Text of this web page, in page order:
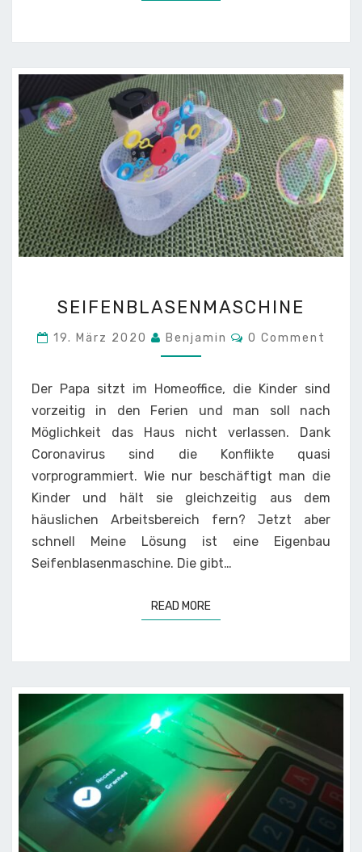
SEIFENBLASENMASCHINE
19. März 2020 Benjamin Comments
0 Comment
Der Papa sitzt im Homeoffice, die Kinder sind
vorzeitig in den Ferien und man soll nach
Möglichkeit das Haus nicht verlassen. Dank
Coronavirus sind die Konflikte quasi
vorprogrammiert. Wie nur beschäftigt man die
Kinder und hält sie gleichzeitig aus dem
häuslichen Arbeitsbereich fern? Jetzt aber
schnell Meine Lösung ist eine Eigenbau
Seifenblasenmaschine. Die gibt…
READ MOREREAD MORE